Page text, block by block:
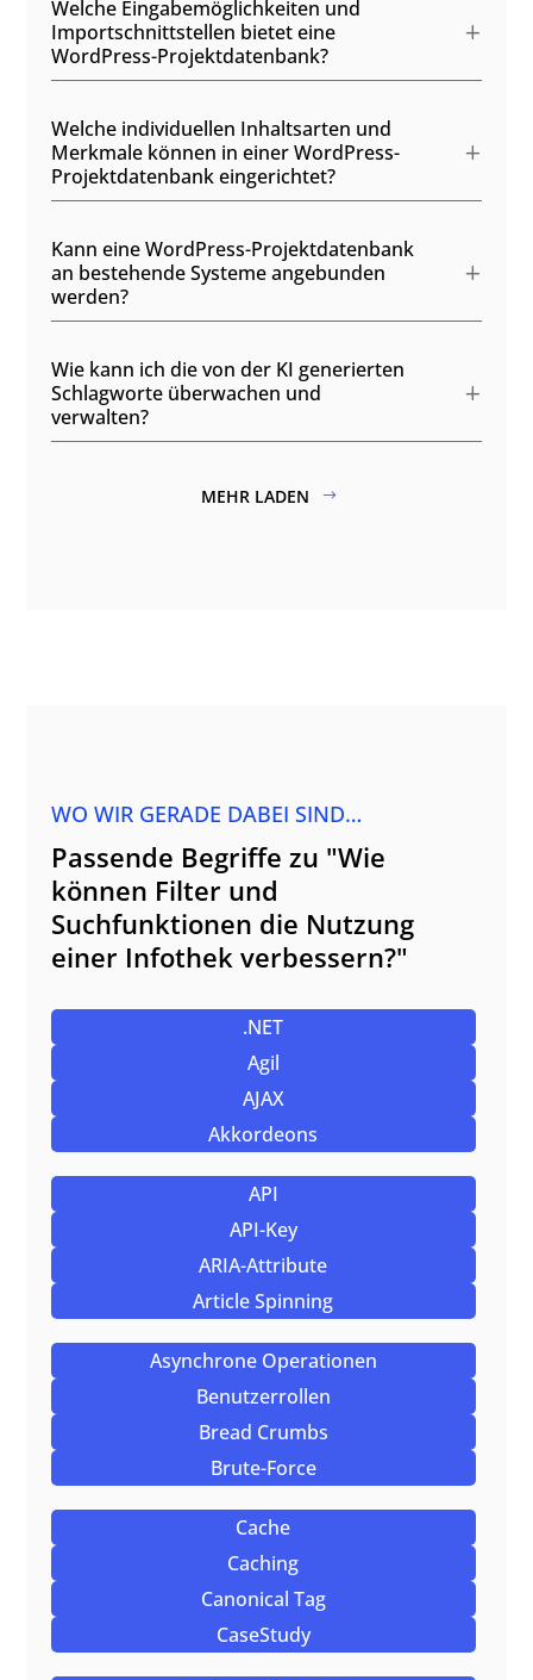
Welche Eingabemöglichkeiten und
Importschnittstellen bietet eine
WordPress-Projektdatenbank?
Welche individuellen Inhaltsarten und
Merkmale können in einer WordPress-
Projektdatenbank eingerichtet?
Kann eine WordPress-Projektdatenbank
an bestehende Systeme angebunden
werden?
Wie kann ich die von der KI generierten
Schlagworte überwachen und
verwalten?
MEHR LADEN
WO WIR GERADE DABEI SIND…
Passende Begriffe zu "Wie
können Filter und
Suchfunktionen die Nutzung
einer Infothek verbessern?"
.NET
Agil
AJAX
Akkordeons
API
API-Key
ARIA-Attribute
Article Spinning
Asynchrone Operationen
Benutzerrollen
Bread Crumbs
Brute-Force
Cache
Caching
Canonical Tag
CaseStudy